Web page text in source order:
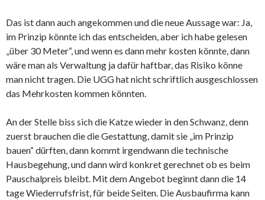
Das ist dann auch angekommen und die neue Aussage war: Ja,
im Prinzip könnte ich das entscheiden, aber ich habe gelesen
„über 30 Meter“, und wenn es dann mehr kosten könnte, dann
wäre man als Verwaltung ja dafür haftbar, das Risiko könne
man nicht tragen. Die UGG hat nicht schriftlich ausgeschlossen
das Mehrkosten kommen könnten.
An der Stelle biss sich die Katze wieder in den Schwanz, denn
zuerst brauchen die die Gestattung, damit sie „im Prinzip
bauen“ dürften, dann kommt irgendwann die technische
Hausbegehung, und dann wird konkret gerechnet ob es beim
Pauschalpreis bleibt. Mit dem Angebot beginnt dann die 14
tage Wiederrufsfrist, für beide Seiten. Die Ausbaufirma kann